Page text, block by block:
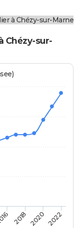
à Chézy-sur-Marne
Chézy-sur-
2018 2020 2022